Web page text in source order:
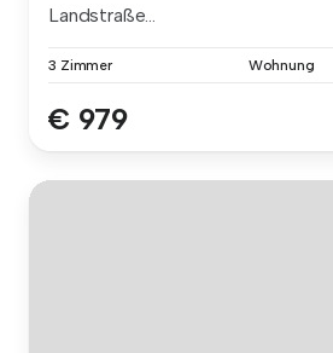
Landstraße...
3 Zimmer Wohnung
€ 979